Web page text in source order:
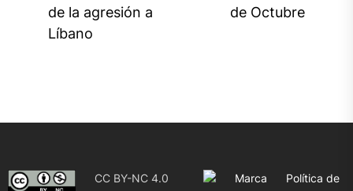
post:de la agresión a
Líbano
de Octubre
CC BY-NC 4.0 Marca Política de